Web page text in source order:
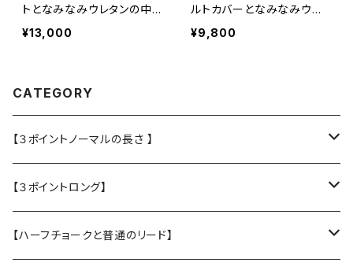
トとなみなみウレタンの中
身のセット 丈夫なベッド カ
ドラー 介護 オーソペディッ
¥13,000
ルトカバーとなみなみウレ
タンの中身のセット 丈夫の
ベッド カドラー 犬 ベッド
¥9,800
CATEGORY
【３ポイントノーマルの長さ 】
・L大型犬用★Police Lead
・M中型犬用 高さある子
【３ポイントロング】
・L大型犬 走る・登る・アクティブ系
【ハーフチョークと普通のリード】